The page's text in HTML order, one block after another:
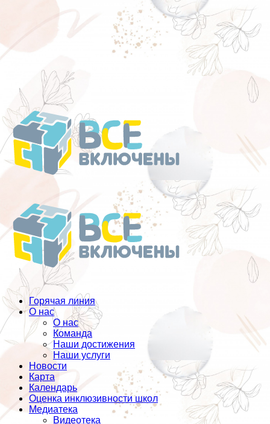
Перейти
к
содержанию
Горячая линия
О нас
О нас
Команда
Наши достижения
Наши услуги
Новости
Карта
Календарь
Оценка инклюзивности школ
Медиатека
Видеотека